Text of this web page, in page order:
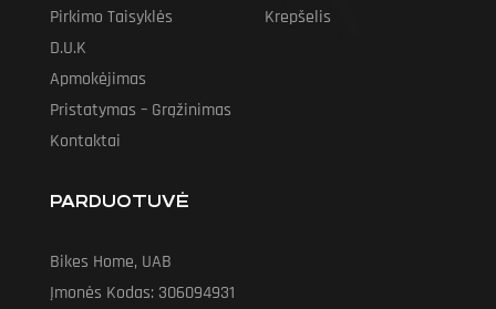
Pirkimo Taisyklės
D.U.K
Apmokėjimas
Pristatymas – Grąžinimas
Kontaktai
Krepšelis
PARDUOTUVĖ
Bikes Home, UAB
Įmonės Kodas: 306094931